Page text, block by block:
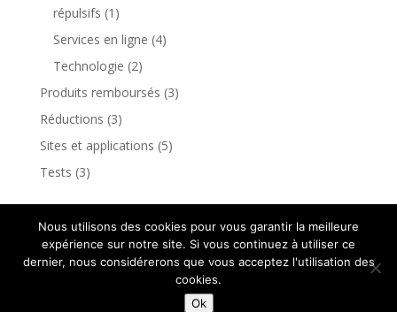
répulsifs (1)
Services en ligne (4)
Technologie (2)
Produits remboursés (3)
Réductions (3)
Sites et applications (5)
Tests (3)
Elegant Themes
WordPress
Nous utilisons des cookies pour vous garantir la meilleure
expérience sur notre site. Si vous continuez à utiliser ce
dernier, nous considérerons que vous acceptez l'utilisation des
cookies.
Ok